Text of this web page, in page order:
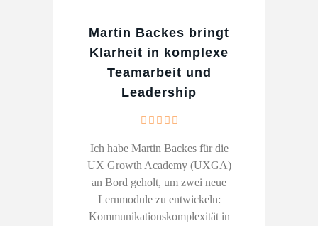
Martin Backes bringt
Klarheit in komplexe
Teamarbeit und
Leadership
Ich habe Martin Backes für die
UX Growth Academy (UXGA)
an Bord geholt, um zwei neue
Lernmodule zu entwickeln:
Kommunikationskomplexität in